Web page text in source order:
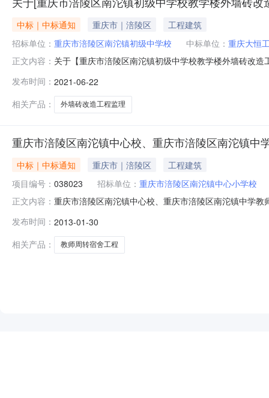
中标｜中标通知 重庆市｜涪陵区
工程建筑
招标单位： 重庆市涪陵区南沱镇初级中学校 中标单位： 重庆大恒
正文内容： 关于【重庆市涪陵区南沱镇初级中学校教学楼外墙砖改
服务事项所需服务类型工程监理服务金额￥3000.0元金
重庆市涪陵区太极大道
发布时间： 2021-06-22
相关产品：
外墙砖改造工程监理
重庆市涪陵区南沱镇中心校、重庆市涪陵区南沱镇中
中标｜中标通知 重庆市｜涪陵区
工程建筑
项目编号： 038023 招标单位： 重庆市涪陵区南沱镇中心小学校
正文内容： 重庆市涪陵区南沱镇中心校、重庆市涪陵区南沱镇中学
名称重庆市涪陵区南沱镇中心校、重庆市涪陵区南沱镇
727
发布时间： 2013-01-30
相关产品：
教师周转宿舍工程